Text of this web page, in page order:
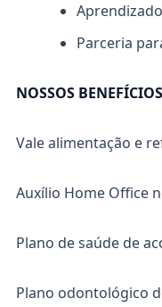
Parceria
NOSSOS
Vale alimentação e
Auxílio Home Office
Plano de saúde de
Plano odontológico